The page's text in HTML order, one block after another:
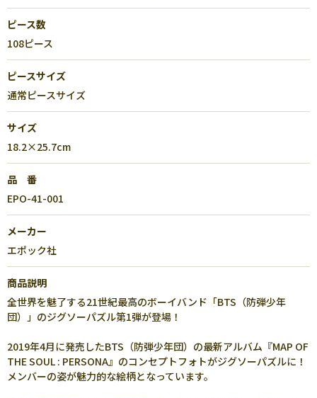
ピース数
108ピース
ピースサイズ
通常ピースサイズ
サイズ
18.2×25.7cm
品 番
EPO-41-001
メーカー
エポック社
商品説明
全世界を魅了する21世紀最高のボーイバンド「BTS（防弾少年
団）」のジグソーパズル第1弾が登場！
2019年4月に発売したBTS（防弾少年団）の最新アルバム『MAP OF
THE SOUL : PERSONA』のコンセプトフォトがジグソーパズルに！
メンバーの姿が魅力的な絵柄となっています。